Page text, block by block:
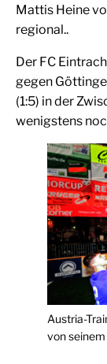
Mattis Heine
regional..
Der FC
gegen
(1:5) in der
wenigstens
Austria-
von